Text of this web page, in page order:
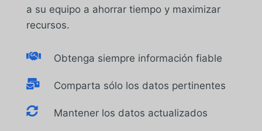
a su equipo a ahorrar tiempo y maximizar
recursos.
 Obtenga siempre información fiable
 Comparta sólo los datos pertinentes
 Mantener los datos actualizados